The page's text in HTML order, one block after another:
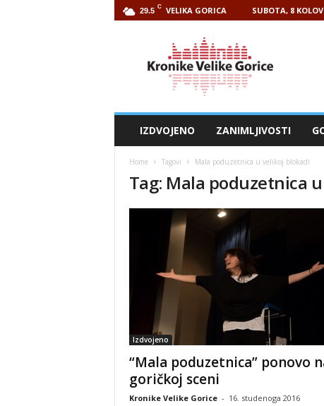
29.5 C VELIKA GORICA SUBOTA, 8
IZDVOJENO ZANIMLJIVOSTI
Home Tagovi Mala poduzetnica u velikoj blokadi
Tag: Mala poduzetnica
Izdvojeno
“Mala poduzetnica” ponovo
goričkoj sceni
Kronike Velike Gorice - 16. studenoga 2016